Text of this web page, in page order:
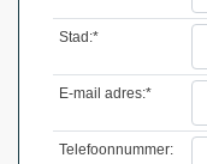
Stad:*
E-mail adres:*
Telefoonnummer: